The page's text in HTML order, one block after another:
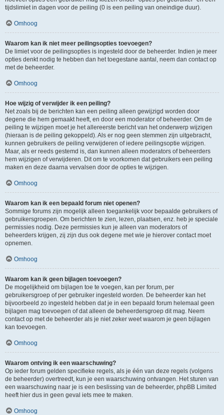
tijdslimiet in dagen voor de peiling (0 is een peiling van oneindige duur).
Omhoog
Waarom kan ik niet meer peilingsopties toevoegen?
De limiet voor de peilingsopties is ingesteld door de beheerder. Indien je meer
opties denkt nodig te hebben dan het toegestane aantal, neem dan contact op
met de beheerder.
Omhoog
Hoe wijzig of verwijder ik een peiling?
Net zoals bij de berichten kan een peiling alleen gewijzigd worden door
degene die hem gemaakt heeft, en door een moderator of beheerder. Om de
peiling te wijzigen moet je het allereerste bericht van het onderwerp wijzigen
(hieraan is de peiling gekoppeld). Als er nog geen stemmen zijn uitgebracht,
kunnen gebruikers de peiling verwijderen of iedere peilingsoptie wijzigen.
Maar, als er reeds gestemd is, dan kunnen alleen moderators of beheerders
hem wijzigen of verwijderen. Dit om te voorkomen dat gebruikers een peiling
maken en deze daarna vervalsen door de opties te wijzigen.
Omhoog
Waarom kan ik een bepaald forum niet openen?
Sommige forums zijn mogelijk alleen toegankelijk voor bepaalde gebruikers of
gebruikersgroepen. Om berichten te zien, lezen, plaatsen, enz. heb je speciale
permissies nodig. Deze permissies kun je alleen van moderators of
beheerders krijgen, zij zijn dus ook degene met wie je hierover contact moet
opnemen.
Omhoog
Waarom kan ik geen bijlagen toevoegen?
De mogelijkheid om bijlagen toe te voegen, kan per forum, per
gebruikersgroep of per gebruiker ingesteld worden. De beheerder kan het
bijvoorbeeld zo ingesteld hebben dat je in een bepaald forum helemaal geen
bijlagen mag toevoegen of dat alleen de beheerdersgroep dit mag. Neem
contact op met de beheerder als je niet zeker weet waarom je geen bijlagen
kan toevoegen.
Omhoog
Waarom ontving ik een waarschuwing?
Op ieder forum gelden specifieke regels, als je één van deze regels (volgens
de beheerder) overtreedt, kun je een waarschuwing ontvangen. Het sturen van
een waarschuwing naar je is een beslissing van de beheerder, phpBB Limited
heeft hier dus in geen geval iets mee te maken.
Omhoog